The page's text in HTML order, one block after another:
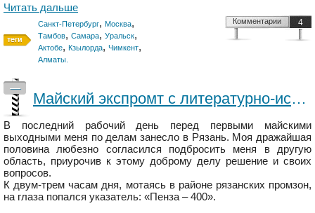
Читать дальше
Санкт-Петербург, Москва,
Тамбов, Самара, Уральск,
Актобе, Кзылорда, Чимкент,
Алматы.
4
Комментарии
—
Майский экспромт с литературно-историческим акцентом: Рязань – Тамбов – Тарханы – Саранск – Большое Болдино – Арзамас
В последний рабочий день перед первыми майскими
выходными меня по делам занесло в Рязань. Моя дражайшая
половина любезно согласился подбросить меня в другую
область, приурочив к этому доброму делу решение и своих
вопросов.
К двум-трем часам дня, мотаясь в районе рязанских промзон,
на глаза попался указатель: «Пенза – 400».